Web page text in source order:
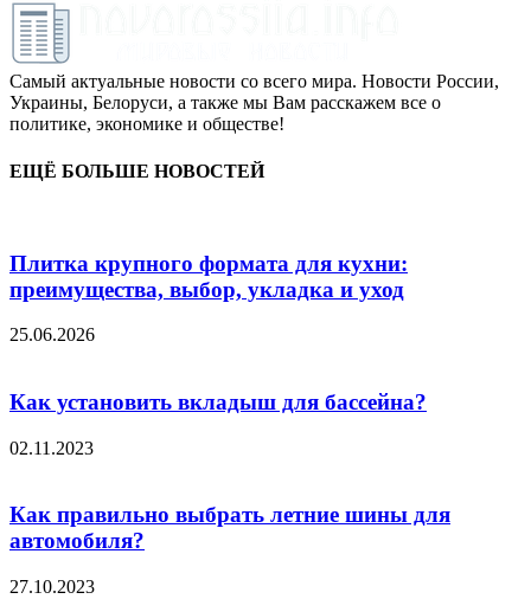
Самый актуальные новости со всего мира. Новости России,
Украины, Белоруси, а также мы Вам расскажем все о
политике, экономике и обществе!
ЕЩЁ БОЛЬШЕ НОВОСТЕЙ
Плитка крупного формата для кухни:
преимущества, выбор, укладка и уход
25.06.2026
Как установить вкладыш для бассейна?
02.11.2023
Как правильно выбрать летние шины для
автомобиля?
27.10.2023